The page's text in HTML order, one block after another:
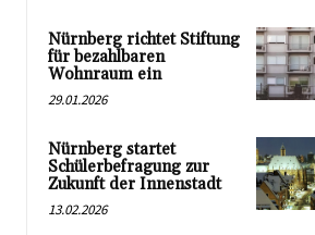
Nürnberg richtet Stiftung
für bezahlbaren
Wohnraum ein
29.01.2026
Nürnberg startet
Schülerbefragung zur
Zukunft der Innenstadt
13.02.2026